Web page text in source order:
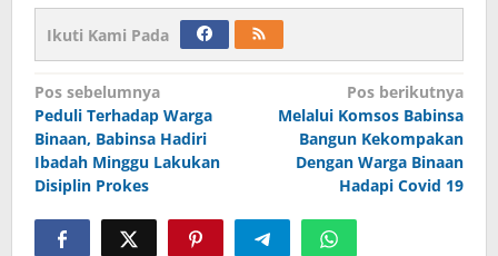
Ikuti Kami Pada
Navigasi
pos
Pos sebelumnya
Peduli Terhadap Warga
Binaan, Babinsa Hadiri
Ibadah Minggu Lakukan
Disiplin Prokes
Pos berikutnya
Melalui Komsos Babinsa
Bangun Kekompakan
Dengan Warga Binaan
Hadapi Covid 19